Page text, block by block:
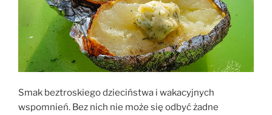
Smak beztroskiego dzieciństwa i wakacyjnych
wspomnień. Bez nich nie może się odbyć żadne